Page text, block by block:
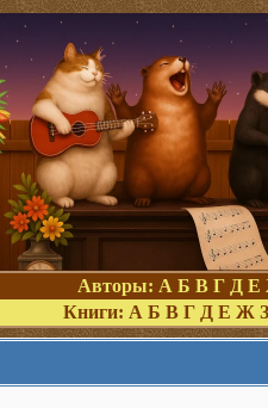
Авторы: А Б В Г Д Е
Книги: А Б В Г Д Е Ж З